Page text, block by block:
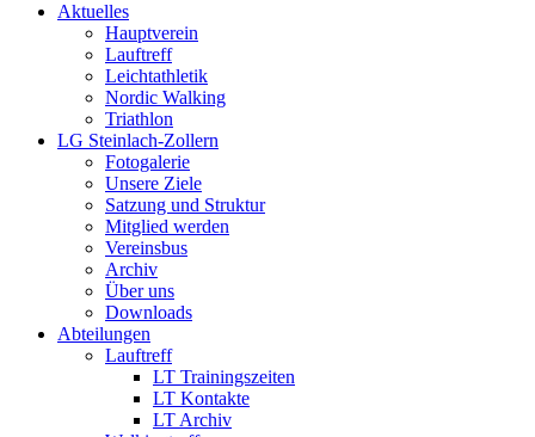
Aktuelles
Hauptverein
Lauftreff
Leichtathletik
Nordic Walking
Triathlon
LG Steinlach-Zollern
Fotogalerie
Unsere Ziele
Satzung und Struktur
Mitglied werden
Vereinsbus
Archiv
Über uns
Downloads
Abteilungen
Lauftreff
LT Trainingszeiten
LT Kontakte
LT Archiv